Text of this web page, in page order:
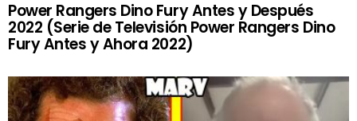
Power Rangers Dino Fury Antes y Después
2022 (Serie de Televisión Power Rangers Dino
Fury Antes y Ahora 2022)